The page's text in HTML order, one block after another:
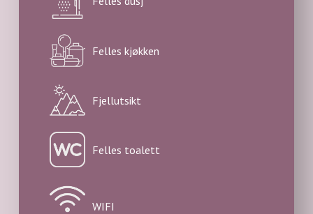
Felles kjøkken
Fjellutsikt
Felles toalett
WIFI